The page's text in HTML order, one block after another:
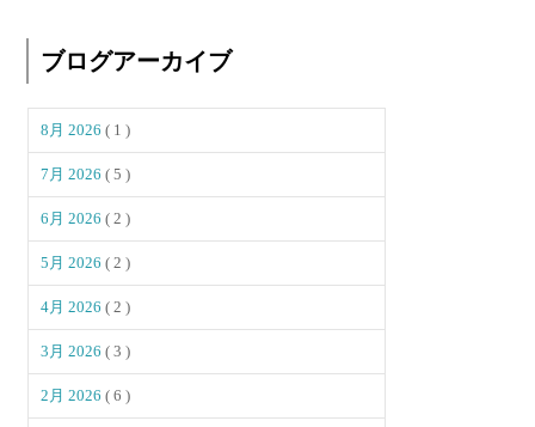
ブログアーカイブ
8月 2026( 1 )
7月 2026( 5 )
6月 2026( 2 )
5月 2026( 2 )
4月 2026( 2 )
3月 2026( 3 )
2月 2026( 6 )